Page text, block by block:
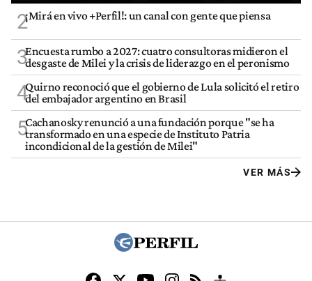
2¡Mirá en vivo +Perfil!: un canal con gente que piensa
3Encuesta rumbo a 2027: cuatro consultoras midieron el
desgaste de Milei y la crisis de liderazgo en el peronismo
4Quirno reconoció que el gobierno de Lula solicitó el retiro
del embajador argentino en Brasil
5Cachanosky renunció a una fundación porque "se ha
transformado en una especie de Instituto Patria
incondicional de la gestión de Milei"
VER MÁS